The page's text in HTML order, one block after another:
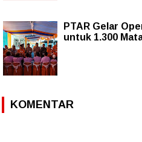
PTAR Gelar
untuk 1.300
KOMENTAR